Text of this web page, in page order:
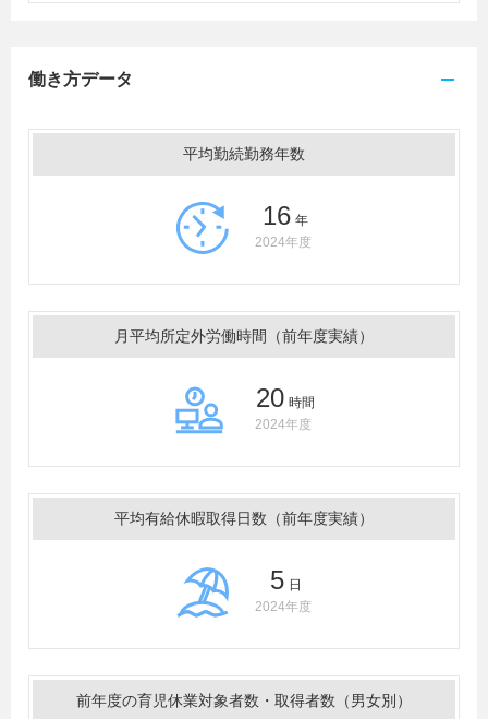
働き方データ
平均勤続勤務年数
16 年
2024年度
月平均所定外労働時間（前年度実績）
20 時間
2024年度
平均有給休暇取得日数（前年度実績）
5 日
2024年度
前年度の育児休業対象者数・取得者数（男女別）